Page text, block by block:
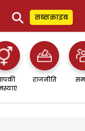
⚲ सब्सक्राइब
राजनीति